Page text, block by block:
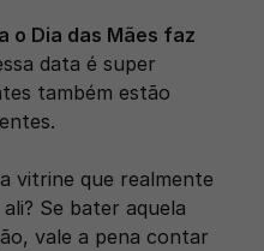
o Dia das Mães faz
data é super
também estão
vitrine que realmente
Se bater aquela
vale a pena contar